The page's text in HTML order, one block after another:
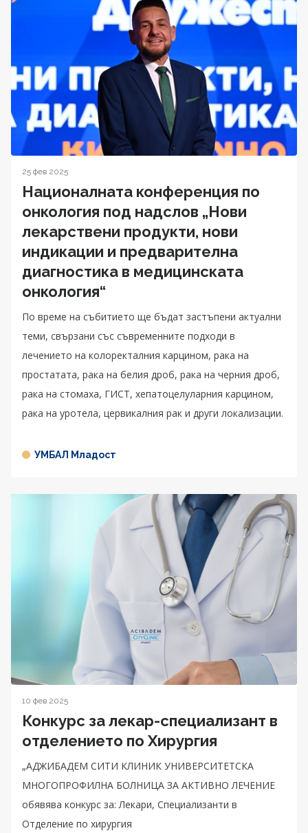
25 фев 2025
Националната конференция по
онкология под надслов „Нови
лекарствени продукти, нови
индикации и предварителна
диагностика в медицинската
онкология“
По време на събитието ще бъдат застъпени актуални
теми, свързани със съвременните подходи в
лечението на колоректалния карцином, рака на
простатата, рака на белия дроб, рака на черния дроб,
рака на стомаха, ГИСТ, хепатоцелуларния карцином,
рака на уротела, цервикалния рак и други локализации.
УМБАЛ Младост
10 фев 2025
Конкурс за лекар-специализант в
отделението по Хирургия
„АДЖИБАДЕМ СИТИ КЛИНИК УНИВЕРСИТЕТСКА
МНОГОПРОФИЛНА БОЛНИЦА ЗА АКТИВНО ЛЕЧЕНИЕ
обявява конкурс за: Лекари, Специализанти в
Отделение по хирургия